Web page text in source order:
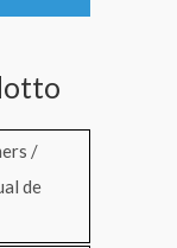
/
de